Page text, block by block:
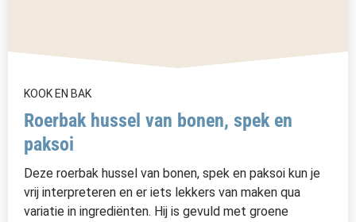
KOOK EN BAK
Roerbak hussel van bonen, spek en
paksoi
Deze roerbak hussel van bonen, spek en paksoi kun je
vrij interpreteren en er iets lekkers van maken qua
variatie in ingrediënten. Hij is gevuld met groene